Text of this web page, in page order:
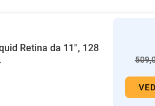
Retina da 11'', 128